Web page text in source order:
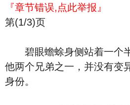
『章节错误,点此举报』
第(1/3)页
碧眼蟾蜍身侧站着一个
他两个兄弟之一，并没有变
身份。